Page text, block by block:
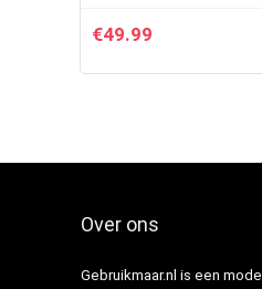
€49.99
Over ons
Gebruikmaar.nl is een